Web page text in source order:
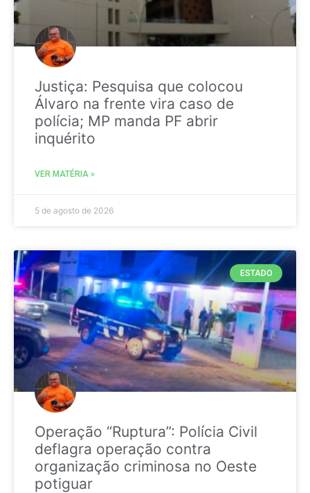
Justiça: Pesquisa que colocou
Álvaro na frente vira caso de
polícia; MP manda PF abrir
inquérito
VER MATÉRIA »
5 de agosto de 2026
ESTADO
Operação “Ruptura”: Polícia Civil
deflagra operação contra
organização criminosa no Oeste
potiguar